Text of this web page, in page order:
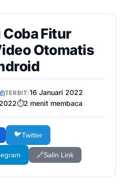
Coba Fitur
Otomatis
TERBIT:16 Januari 2022
⏱️2 menit membaca
🐦Twitter
🔗Salin Link